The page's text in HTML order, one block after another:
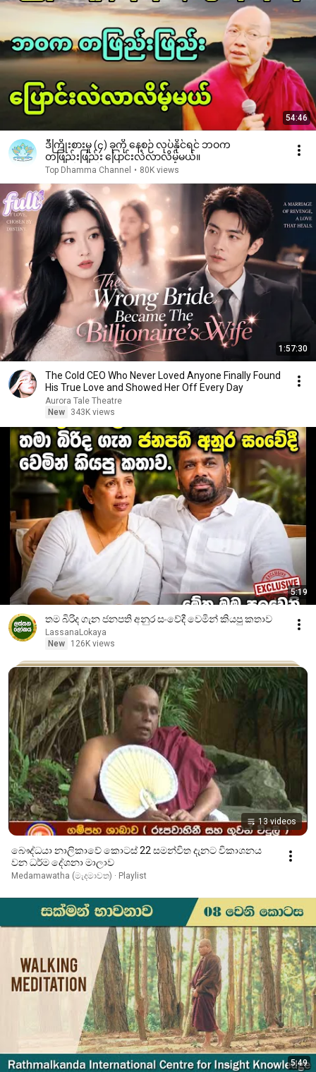
54:46
ဒီကြိုးစားမှု (၄) ခုကို နေ့စဉ် လုပ်နိုင်ရင် ဘဝက
တဖြည်းဖြည်း ပြောင်းလဲလာလိမ့်မယ်။
Top Dhamma Channel • 80K views
1:57:30
The Cold CEO Who Never Loved Anyone Finally Found
His True Love and Showed Her Off Every Day
Aurora Tale Theatre
New
343K views
5:19
තම බිරිද ගැන ජනපති අනුර සංවේදී වෙමින් කියපු කතාව
LassanaLokaya
New
126K views
13 videos
බෞද්ධයා නාලිකාවේ කොටස් 22 සමන්විත දැනට විකාශනය
වන ධර්ම දේශනා මාලාව
Medamawatha (මැදමාවත) · Playlist
5:49